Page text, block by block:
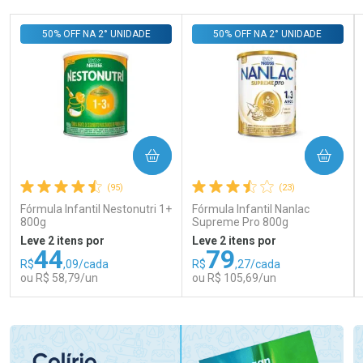
(95)
Fórmula Infantil Nestonutri 1+
800g
50% OFF NA 2° UNIDADE
Leve 2 itens por
R$44,09/cada
ou R$ 58,79/un
COMPRAR
(23)
Fórmula Infantil Nanlac
Supreme Pro 800g
50% OFF NA 2° UNIDADE
Leve 2 itens por
R$79,27/cada
ou R$ 105,69/un
COMPRAR
Laboratório
Por Menos